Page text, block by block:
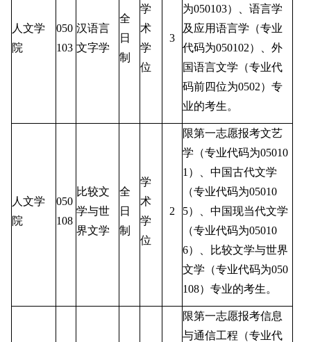
人文学
院
050
103
汉语言
文字学
全
日
制
学
术
学
位
3
为050103）、语言学
及应用语言学（专业
代码为050102）、外
国语言文学（专业代
码前四位为0502）专
业的考生。
人文学
院
050
108
比较文
学与世
界文学
全
日
制
学
术
学
位
2
限第一志愿报考文艺
学（专业代码为05010
1 ）、中国古代文学
（专业代码为05010
5）、中国现当代文学
（专业代码为05010
6）、比较文学与世界
文学（专业代码为050
108）专业的考生。
限第一志愿报考信息
与通信工程（专业代